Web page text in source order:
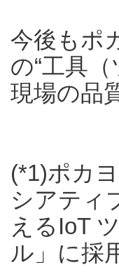
今後もポ
の“工具
現場の品
(*1)ポカ
シアティ
えるIoT
ル」に採